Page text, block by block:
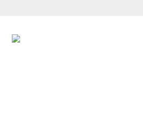
恭喜